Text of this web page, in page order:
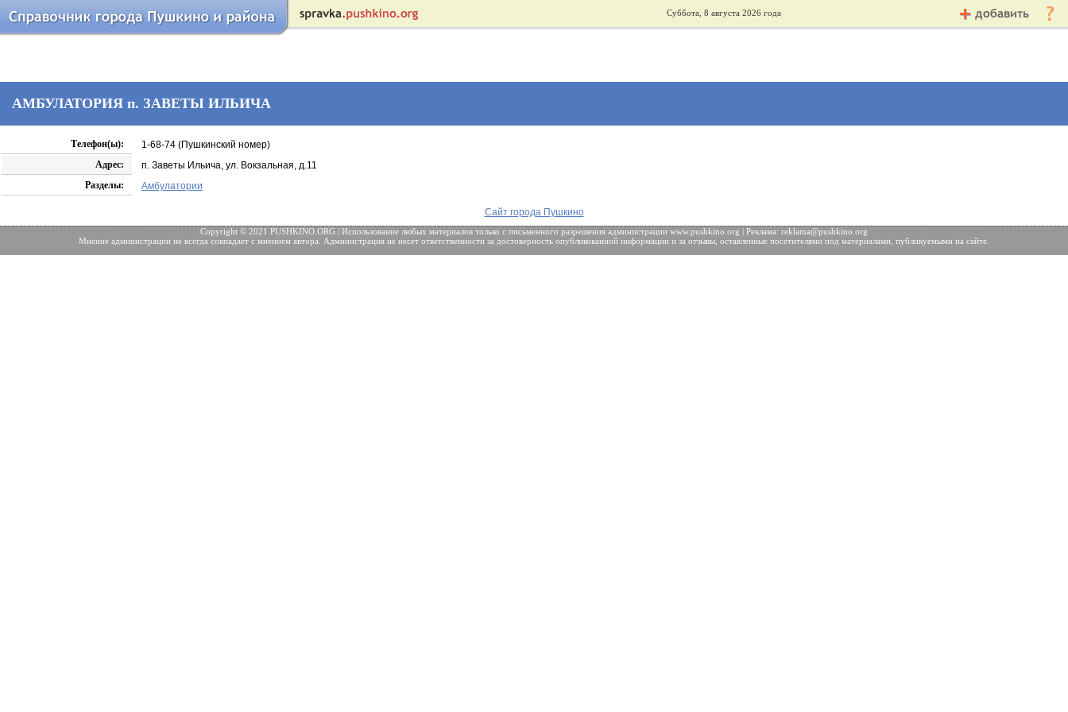
Суббота, 8 августа 2026 года
АМБУЛАТОРИЯ п. ЗАВЕТЫ ИЛЬИЧА
Телефон(ы):
1-68-74 (Пушкинский номер)
Адрес:
п. Заветы Ильича, ул. Вокзальная, д.11
Разделы:
Амбулатории
Сайт города Пушкино
Copyright © 2021 PUSHKINO.ORG | Использование любых материалов только с письменного разрешения администрации www.pushkino.org | Реклама: reklama@pushkino.org
Мнение администрации не всегда совпадает с мнением автора. Администрация не несет ответственности за достоверность опубликованной информации и за отзывы, оставленные посетителями под материалами, публикуемыми на сайте.